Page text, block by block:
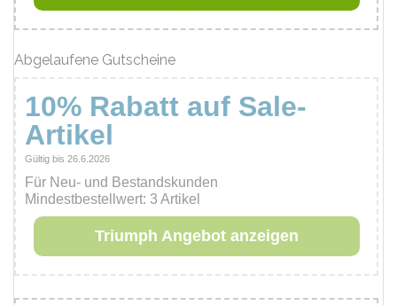
Abgelaufene Gutscheine
10% Rabatt auf Sale-
Artikel
Gültig bis 26.6.2026
Für Neu- und Bestandskunden
Mindestbestellwert: 3 Artikel
Triumph Angebot anzeigen